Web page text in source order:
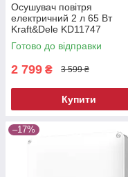
Осушувач повітря
електричний 2 л 65 Вт
Kraft&Dele KD11747
побутовий вологопоглинач
Готово до відправки
2 799 ₴ 3 599 ₴
Купити
–17%